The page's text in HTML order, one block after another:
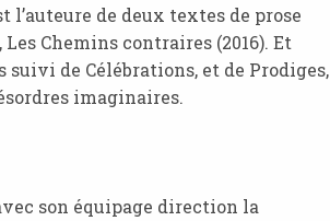
l’auteure de deux textes de prose
Chemins contraires (2016). Et
suivi de Célébrations, et de Prodiges,
imaginaires.
son équipage direction la